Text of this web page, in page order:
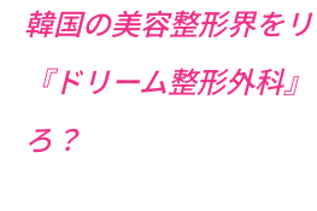
韓国の美容整形界を
『ドリーム整形外科
ろ？